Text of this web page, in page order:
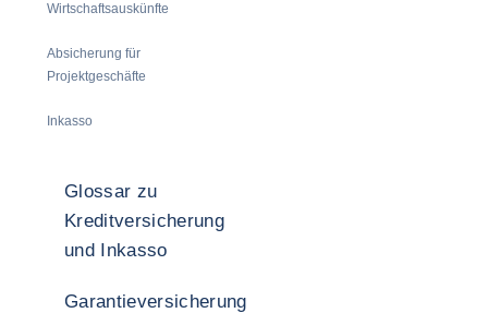
Wirtschaftsauskünfte
Absicherung für
Projektgeschäfte
Inkasso
Glossar zu
Kreditversicherung
und Inkasso
Garantieversicherung